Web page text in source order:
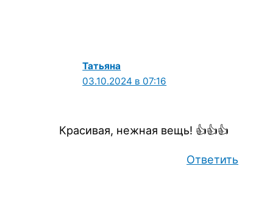
Татьяна
03.10.2024 в 07:16
Красивая, нежная вещь! 👍👍👍
Ответить